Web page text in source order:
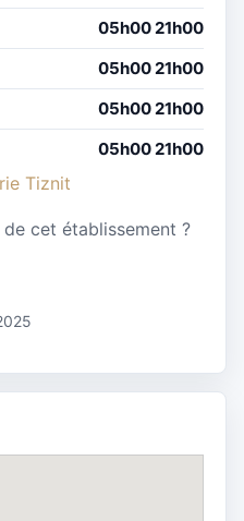
05h00 21h00
05h00 21h00
05h00 21h00
05h00 21h00
Tiznit
cet établissement ?